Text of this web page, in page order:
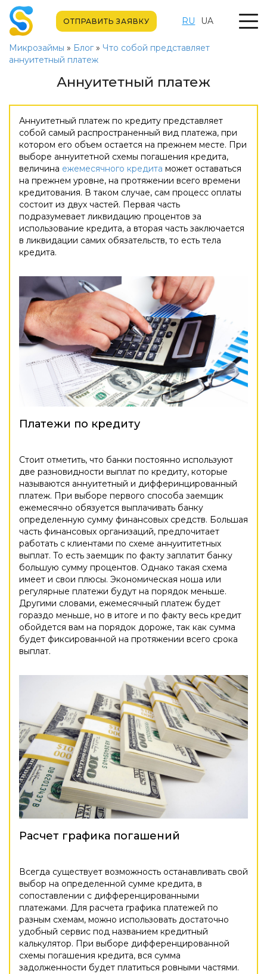
ОТПРАВИТЬ ЗАЯВКУ RU UA
Микрозаймы » Блог» Что собой представляет
аннуитетный платеж
Аннуитетный платеж
Аннуитетный платеж по кредиту представляет
собой самый распространенный вид платежа, при
котором его объем остается на прежнем месте. При
выборе аннуитетной схемы погашения кредита,
величина ежемесячного кредита может оставаться
на прежнем уровне, на протяжении всего времени
кредитования. В таком случае, сам процесс оплаты
состоит из двух частей. Первая часть
подразумевает ликвидацию процентов за
использование кредита, а вторая часть заключается
в ликвидации самих обязательств, то есть тела
кредита.
Платежи по кредиту
Стоит отметить, что банки постоянно используют
две разновидности выплат по кредиту, которые
называются аннуитетный и дифферинцированный
платеж. При выборе первого способа заемщик
ежемесячно обязуется выплачивать банку
определенную сумму финансовых средств. Большая
часть финансовых организаций, предпочитает
работать с клиентами по схеме аннуититетных
выплат. То есть заемщик по факту заплатит банку
большую сумму процентов. Однако такая схема
имеет и свои плюсы. Экономическая ноша или
регулярные платежи будут на порядок меньше.
Другими словами, ежемесячный платеж будет
гораздо меньше, но в итоге и по факту весь кредит
обойдется вам на порядок дороже, так как сумма
будет фиксированной на протяжении всего срока
выплат.
Расчет графика погашений
Всегда существует возможность останавливать свой
выбор на определенной сумме кредита, в
сопоставлении с дифференцированными
платежами. Для расчета графика платежей по
разным схемам, можно использовать достаточно
удобный сервис под названием кредитный
калькулятор. При выборе дифференцированной
схемы погашения кредита, вся сумма
задолженности будет платиться ровными частями.